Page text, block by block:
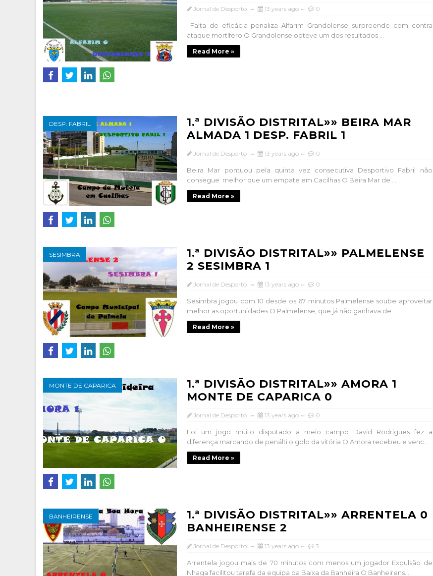
Jornal de Desporto 13 years ago 0
Falta de eficácia penaliza Alfarim Grandolense surpreende com contra
ataque mortífero O Grandolense obteve um dos resultados ...
Read More »
DESP. FABRIL
1.ª DIVISÃO DISTRITAL»» BEIRA MAR
ALMADA 1 DESP. FABRIL 1
Jornal de Desporto 13 years ago 0
Beira Mar pontuou pela quinta vez consecutiva Desportivo Fabril não
consegue melhor que um empate em Cacilhas O Beira Mar de ...
Read More »
SESIMBRA
1.ª DIVISÃO DISTRITAL»» PALMELENSE
2 SESIMBRA 1
Jornal de Desporto 13 years ago 0
Sesimbra jogou com 10 desde os 67 minutos Palmelense soube aproveitar
melhor as oportunidades O Palmelense, que já não ganhava de...
Read More »
MONTE DE CAPARICA
1.ª DIVISÃO DISTRITAL»» AMORA 1
MONTE DE CAPARICA 0
Jornal de Desporto 13 years ago 0
Foi um jogo muito disputado a meio campo David Rodrigues fez a
diferença marcando de penálti o golo da vitória O Amora recebeu e venc...
Read More »
BANHEIRENSE
1.ª DIVISÃO DISTRITAL»» ARRENTELA 0
BANHEIRENSE 2
Jornal de Desporto 13 years ago 3
Arrentela jogou mais de 70 minutos com menos um jogador Expulsão de
Nhaga facilitou tarefa da equipa da Baixa da Banheira O Banheirens...